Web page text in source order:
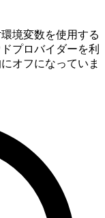
環境変数を使用する
プロバイダーを利
オフになっていま